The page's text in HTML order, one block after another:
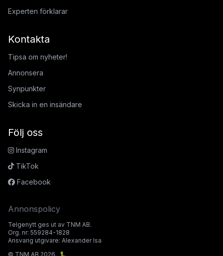
Experten förklarar
Kontakta
Tipsa om nyheter!
Annonsera
Synpunkter
Skicka in en insändare
Följ oss
Instagram
TikTok
Facebook
Annonspolicy
Telgenytt ges ut av TNM AB.
Org. nr: 559284-1828
Ansvarig utgivare: Alexander Isa
© TNM AB 2026. 🐛